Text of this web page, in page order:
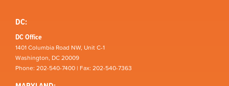
DC:
DC Office
1401 Columbia Road NW, Unit C-1
Washington, DC 20009
Phone: 202-540-7400 | Fax: 202-540-7363